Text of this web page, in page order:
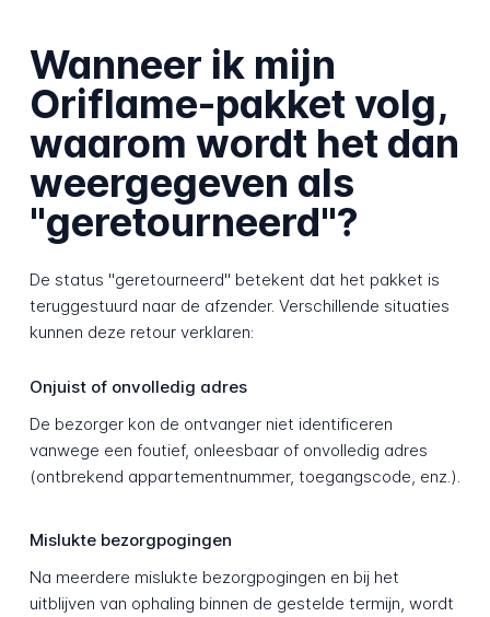
Wanneer ik mijn
Oriflame-pakket volg,
waarom wordt het dan
weergegeven als
"geretourneerd"?
De status "geretourneerd" betekent dat het pakket is
teruggestuurd naar de afzender. Verschillende situaties
kunnen deze retour verklaren:
Onjuist of onvolledig adres
De bezorger kon de ontvanger niet identificeren
vanwege een foutief, onleesbaar of onvolledig adres
(ontbrekend appartementnummer, toegangscode, enz.).
Mislukte bezorgpogingen
Na meerdere mislukte bezorgpogingen en bij het
uitblijven van ophaling binnen de gestelde termijn, wordt